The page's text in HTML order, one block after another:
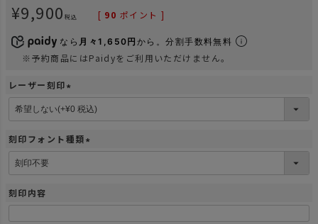
¥9,900 税込 [ 90 ポイント ]
なら 月々1,650円 から。分割手数料無料
※予約商品にはPaidyをご利用いただけません。
レーザー刻印
(
必
)
刻印フォント種類
(
刻印内容